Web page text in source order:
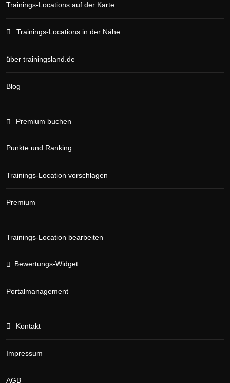
Trainings-Locations auf der Karte
Trainings-Locations in der Nähe
über trainingsland.de
Blog
Premium buchen
Punkte und Ranking
Trainings-Location vorschlagen
Premium
Trainings-Location bearbeiten
Bewertungs-Widget
Portalmanagement
Kontakt
Impressum
AGB